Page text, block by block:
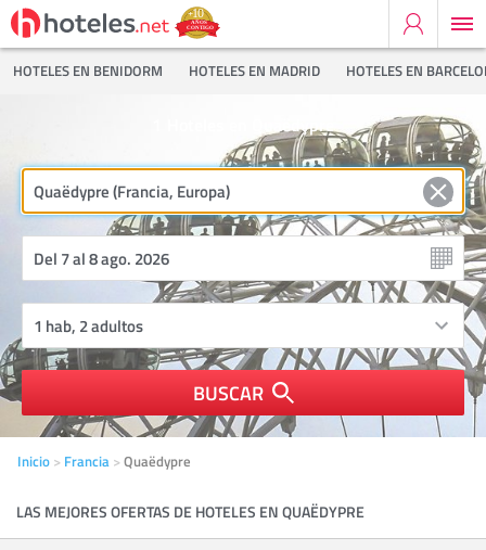
HOTELES EN BENIDORM HOTELES EN MADRID HOTELES EN
Hoteles en Quaëdypre
BUSCAR
Inicio Francia Quaëdypre
LAS MEJORES OFERTAS DE HOTELES EN QUAËDYPRE